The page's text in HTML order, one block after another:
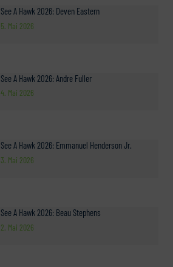
See A Hawk 2026: Deven Eastern
5. Mai 2026
See A Hawk 2026: Andre Fuller
4. Mai 2026
See A Hawk 2026: Emmanuel Henderson Jr.
3. Mai 2026
See A Hawk 2026: Beau Stephens
2. Mai 2026